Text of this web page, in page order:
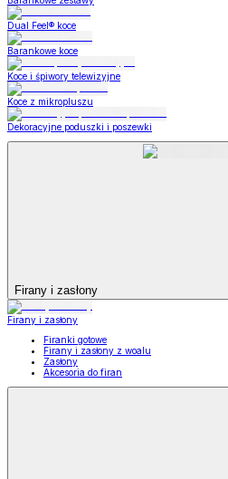
Dual Feel® koce
Barankowe koce
Koce i śpiwory telewizyjne
Koce z mikropluszu
Dekoracyjne poduszki i poszewki
Firany i zasłony
Firany i zasłony
Firanki gotowe
Firany i zasłony z woalu
Zasłony
Akcesoria do firan